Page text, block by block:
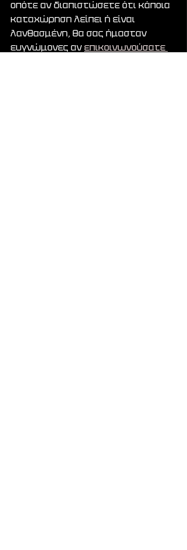
οπότε αν διαπιστώσετε ότι κάποια
καταχώρηση λείπει ή είναι
λανθασμένη, θα σας ήμασταν
ευγνώμονες αν επικοινωνούσατε